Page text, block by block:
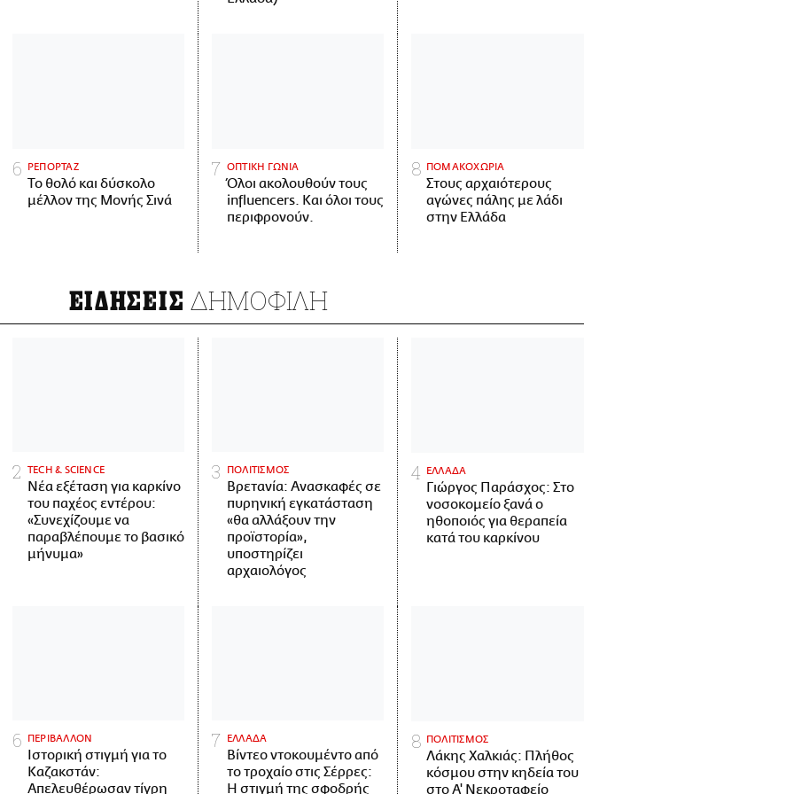
ΡΕΠΟΡΤΑΖ
Το θολό και δύσκολο
μέλλον της Μονής Σινά
ΟΠΤΙΚΗ ΓΩΝΙΑ
Όλοι ακολουθούν τους
influencers. Και όλοι τους
περιφρονούν.
ΠΟΜΑΚΟΧΩΡΙΑ
Στους αρχαιότερους
αγώνες πάλης με λάδι
στην Ελλάδα
ΕΙΔΗΣΕΙΣ ΔΗΜΟΦΙΛΗ
ΤECH & SCIENCE
Νέα εξέταση για καρκίνο
του παχέος εντέρου:
«Συνεχίζουμε να
παραβλέπουμε το βασικό
μήνυμα»
ΠΟΛΙΤΙΣΜΟΣ
Βρετανία: Ανασκαφές σε
πυρηνική εγκατάσταση
«θα αλλάξουν την
προϊστορία»,
υποστηρίζει
αρχαιολόγος
ΕΛΛΑΔΑ
Γιώργος Παράσχος: Στο
νοσοκομείο ξανά ο
ηθοποιός για θεραπεία
κατά του καρκίνου
ΠΕΡΙΒΑΛΛΟΝ
Ιστορική στιγμή για το
Καζακστάν:
Απελευθέρωσαν τίγρη
ΕΛΛΑΔΑ
Βίντεο ντοκουμέντο από
το τροχαίο στις Σέρρες:
Η στιγμή της σφοδρής
ΠΟΛΙΤΙΣΜΟΣ
Λάκης Χαλκιάς: Πλήθος
κόσμου στην κηδεία του
στο Α' Νεκροταφείο